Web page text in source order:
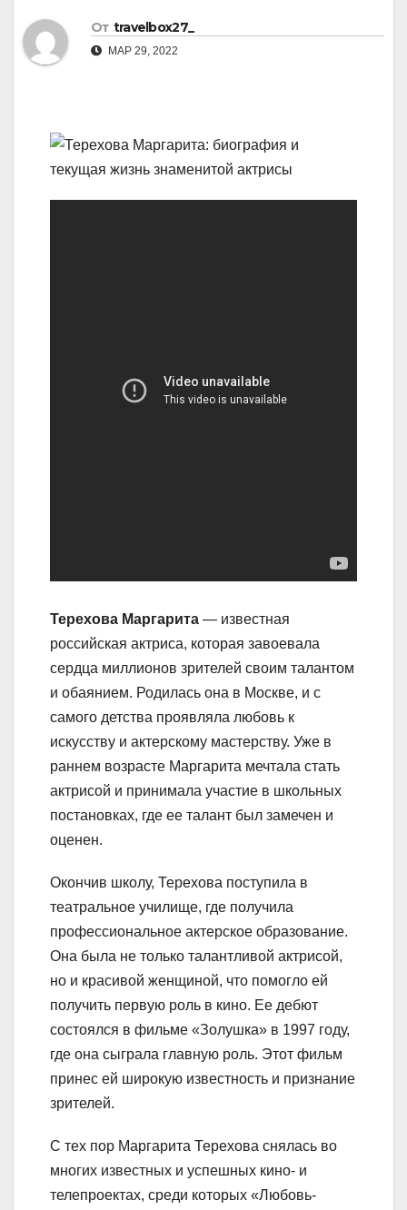
От travelbox27_
МАР 29, 2022
Терехова Маргарита — известная
российская актриса, которая завоевала
сердца миллионов зрителей своим талантом
и обаянием. Родилась она в Москве, и с
самого детства проявляла любовь к
искусству и актерскому мастерству. Уже в
раннем возрасте Маргарита мечтала стать
актрисой и принимала участие в школьных
постановках, где ее талант был замечен и
оценен.
Окончив школу, Терехова поступила в
театральное училище, где получила
профессиональное актерское образование.
Она была не только талантливой актрисой,
но и красивой женщиной, что помогло ей
получить первую роль в кино. Ее дебют
состоялся в фильме «Золушка» в 1997 году,
где она сыграла главную роль. Этот фильм
принес ей широкую известность и признание
зрителей.
С тех пор Маргарита Терехова снялась во
многих известных и успешных кино- и
телепроектах, среди которых «Любовь-